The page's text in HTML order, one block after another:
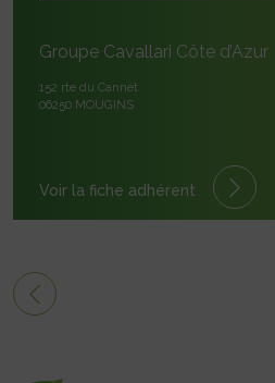
Groupe Cavallari Côte d’Azur
152 rte du Cannet
06250 MOUGINS
Voir la fiche adhérent